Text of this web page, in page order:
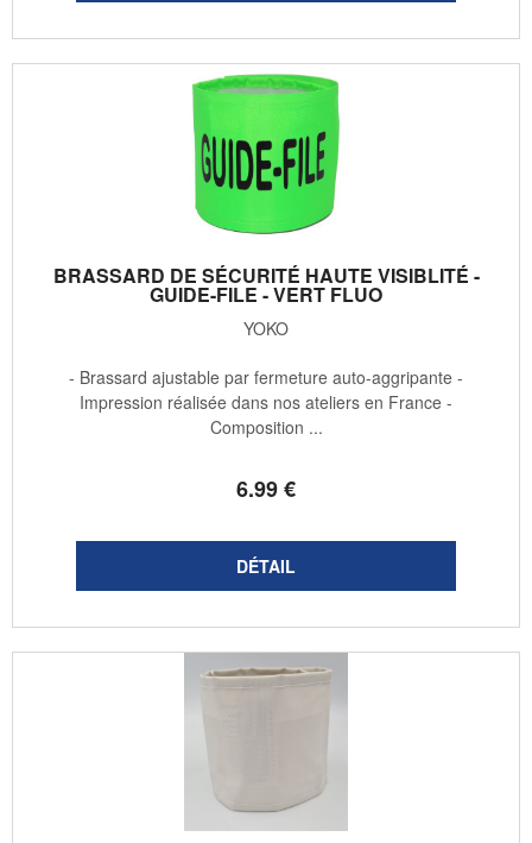
BRASSARD DE SÉCURITÉ HAUTE VISIBLITÉ -
GUIDE-FILE - VERT FLUO
YOKO
6.99€
- Brassard ajustable par fermeture auto-aggripante -
Impression réalisée dans nos ateliers en France -
Composition ...